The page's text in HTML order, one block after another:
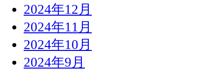
2024年12月
2024年11月
2024年10月
2024年9月